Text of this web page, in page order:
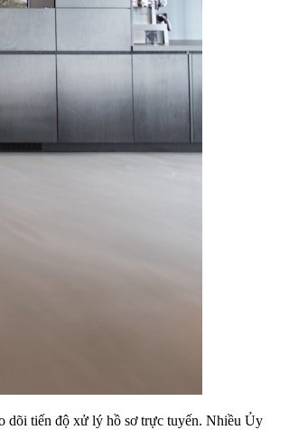
dõi tiến độ xử lý hồ sơ trực tuyến. Nhiều Ủy